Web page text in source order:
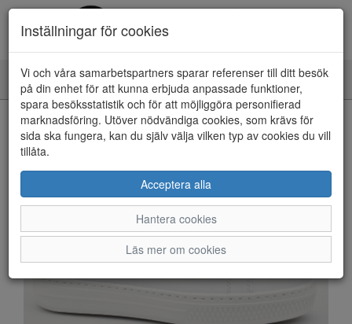
Toggle
navigation
HEM
Inställningar för cookies
Vi och våra samarbetspartners sparar referenser till ditt besök
på din enhet för att kunna erbjuda anpassade funktioner,
spara besöksstatistik och för att möjliggöra personifierad
marknadsföring. Utöver nödvändiga cookies, som krävs för
sida ska fungera, kan du själv välja vilken typ av cookies du vill
tillåta.
Acceptera alla
Hantera cookies
Läs mer om cookies